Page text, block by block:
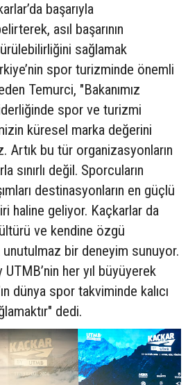
başarıyla
asıl başarının
sağlamak
spor turizminde önemli
Temurci, "Bakanımız
spor ve turizmi
küresel marka değerini
Artık bu tür organizasyonların
sınırlı değil. Sporcuların
destinasyonların en güçlü
haline geliyor. Kaçkarlar da
ve kendine özgü
unutulmaz bir deneyim sunuyor.
her yıl büyüyerek
dünya spor takviminde kalıcı
dedi.